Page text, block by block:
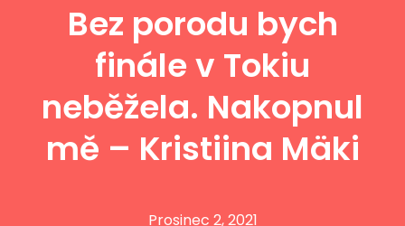
Bez porodu bych
finále v Tokiu
neběžela. Nakopnul
mě – Kristiina Mäki
Prosinec 2, 2021